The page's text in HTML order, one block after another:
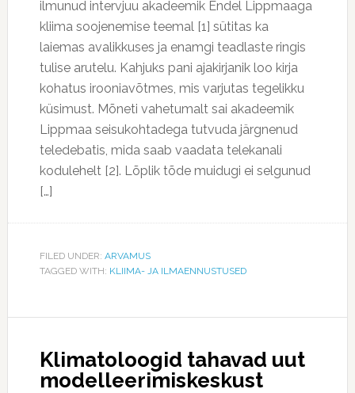
ilmunud intervjuu akadeemik Endel Lippmaaga
kliima soojenemise teemal [1] sütitas ka
laiemas avalikkuses ja enamgi teadlaste ringis
tulise arutelu. Kahjuks pani ajakirjanik loo kirja
kohatus irooniavõtmes, mis varjutas tegelikku
küsimust. Mõneti vahetumalt sai akadeemik
Lippmaa seisukohtadega tutvuda järgnenud
teledebatis, mida saab vaadata telekanali
kodulehelt [2]. Lõplik tõde muidugi ei selgunud
[…]
FILED UNDER: ARVAMUS
TAGGED WITH: KLIIMA- JA ILMAENNUSTUSED
Klimatoloogid tahavad uut
modelleerimiskeskust